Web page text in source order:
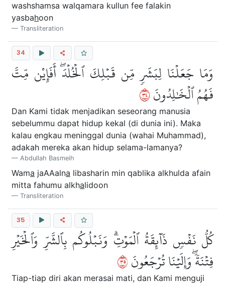
washshamsa walqamara kullun fee falakin
yasbahoon
Transliteration
34
وَمَا جَعَلۡنَا لِبَشَرٖ مِّن قَبۡلِكَ ٱلۡخُلۡدَۖ أَفَإِيْن مِّتَّ
فَهُمُ ٱلۡخَٰلِدُونَ٤٣
Dan Kami tidak menjadikan seseorang manusia
sebelummu dapat hidup kekal (di dunia ini). Maka
kalau engkau meninggal dunia (wahai Muhammad),
adakah mereka akan hidup selama-lamanya?
Abdullah Basmeih
Wama jaAAalna libasharin min qablika alkhulda afain
mitta fahumu alkhalidoon
Transliteration
35
كُلُّ نَفۡسٖ ذَآئِقَةُ ٱلۡمَوۡتِۗ وَنَبۡلُوكُم بِٱلشَّرِّ وَٱلۡخَيۡرِ
فِتۡنَةٗۖ وَإِلَيۡنَا تُرۡجَعُونَ٥٣
Tiap-tiap diri akan merasai mati, dan Kami menguji